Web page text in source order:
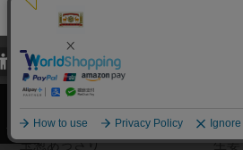
中川政七商店別注
ドレッシング
サイズ：122ml カラー：
玉葱あっさり
サ
生
当サイトでは、当サイト内における閲覧履
び利便性向上のためにクッキー（Cookie）
関しては「プライバシーポリシー
承諾する